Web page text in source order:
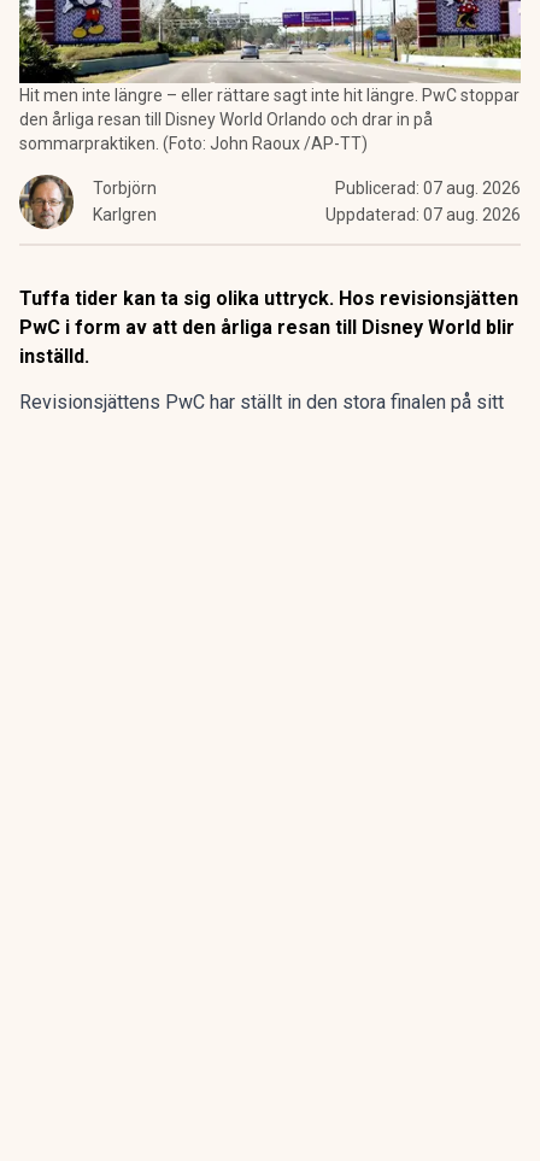
Hit men inte längre – eller rättare sagt inte hit längre. PwC stoppar
den årliga resan till Disney World Orlando och drar in på
sommarpraktiken. (Foto: John Raoux /AP-TT)
Torbjörn
Karlgren
Publicerad: 07 aug. 2026
Uppdaterad: 07 aug. 2026
Tuffa tider kan ta sig olika uttryck. Hos revisionsjätten
PwC i form av att den årliga resan till Disney World blir
inställd.
Revisionsjättens PwC har ställt in den stora finalen på sitt